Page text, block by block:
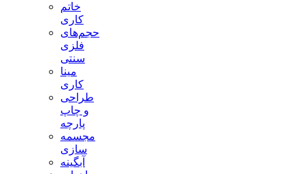
خاتم
کاری
حجم‌های
فلزی
سنتی
مینا
کاری
طراحی
و چاپ
پارچه
مجسمه
سازی
آبگینه